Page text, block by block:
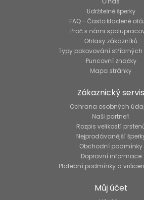
Udržitelné šperky
FAQ - Často kladené
Proč s námi
Ohlasy zákazníků
Typy pokovování stříbrných
Puncovní značky
Mapa stránky
Zákaznický servis
Ochrana osobných
Naši partneři
Rozpis velikostí
Nejprodávanější
Obchodní podmínky
Dopravní informace
Platební podmínky a
Můj účet